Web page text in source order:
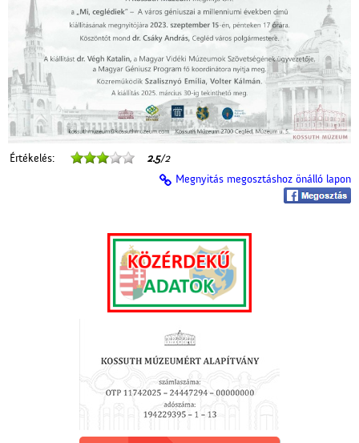
Értékelés: 2.5/2
Megnyitás megosztáshoz önálló lapon